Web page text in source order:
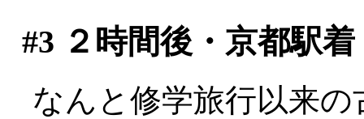
#3 ２時間後・京都駅着
なんと修学旅行以来